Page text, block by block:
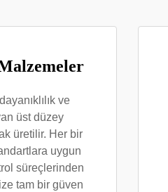
ve
üst düzey
üretilir. Her bir
uygun
süreçlerinden
tam bir güven